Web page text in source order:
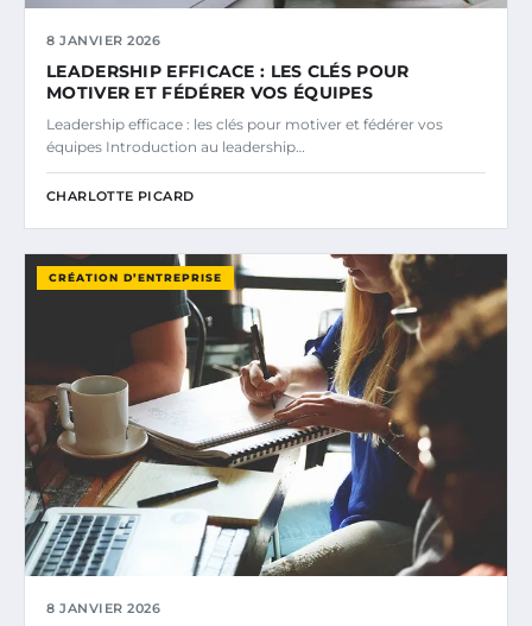
8 JANVIER 2026
LEADERSHIP EFFICACE : LES CLÉS POUR
MOTIVER ET FÉDÉRER VOS ÉQUIPES
Leadership efficace : les clés pour motiver et fédérer vos
équipes Introduction au leadership…
CHARLOTTE PICARD
CRÉATION D’ENTREPRISE
8 JANVIER 2026